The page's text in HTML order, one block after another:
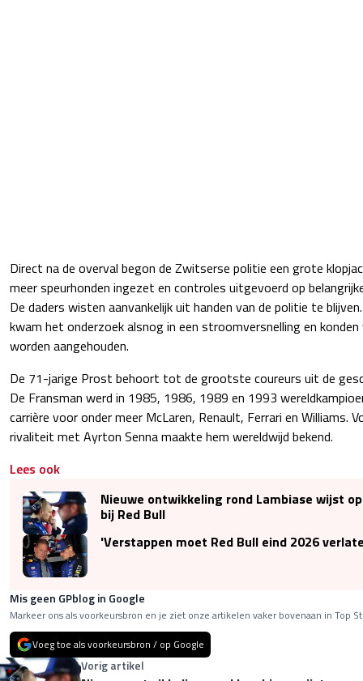
Direct na de overval begon de Zwitserse politie een grote
meer speurhonden ingezet en controles uitgevoerd op
De daders wisten aanvankelijk uit handen van de politie te
kwam het onderzoek alsnog in een stroomversnelling en
worden aangehouden.
De 71-jarige Prost behoort tot de grootste coureurs uit de
De Fransman werd in 1985, 1986, 1989 en 1993
carrière voor onder meer McLaren, Renault, Ferrari en Williams.
rivaliteit met Ayrton Senna maakte hem wereldwijd bekend.
Lees ook
Nieuwe ontwikkeling rond Lambiase wijst
bij Red Bull
'Verstappen moet Red Bull eind 2026
Mis geen GPblog in Google
Markeer ons als voorkeursbron en je ziet onze artikelen vaker bovenaan in Top
Voeg toe als voorkeursbron / op Google
Vorig artikel